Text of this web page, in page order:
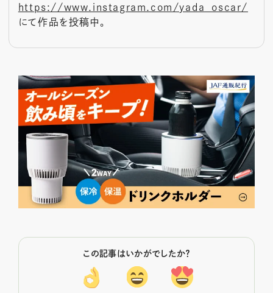
https://www.instagram.com/yada_oscar/
にて作品を投稿中。
この記事はいかがでしたか？